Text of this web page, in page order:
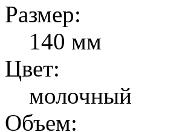
Размер:
140 мм
Цвет:
молочный
Объем: